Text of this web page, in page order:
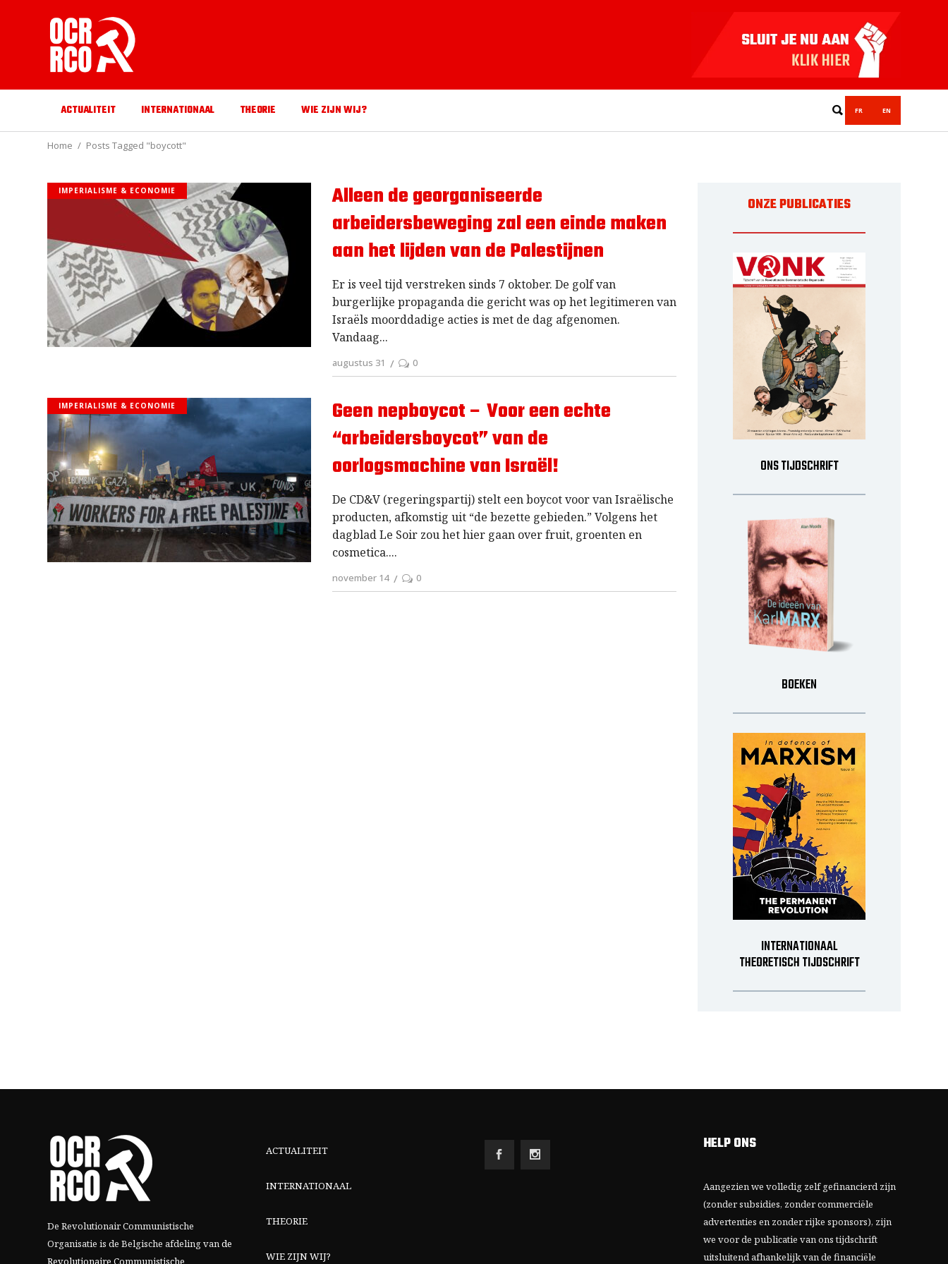
ACTUALITEIT INTERNATIONAAL THEORIE WIE ZIJN WIJ? FR EN
Home Posts Tagged "boycott"
IMPERIALISME & ECONOMIE
Alleen de georganiseerde
arbeidersbeweging zal een einde maken
aan het lijden van de Palestijnen
Er is veel tijd verstreken sinds 7 oktober. De golf van
burgerlijke propaganda die gericht was op het legitimeren van
Israëls moorddadige acties is met de dag afgenomen.
Vandaag
augustus 31 0
IMPERIALISME & ECONOMIE
Geen nepboycot – Voor een echte
“arbeidersboycot” van de
oorlogsmachine van Israël!
De CD&V (regeringspartij) stelt een boycot voor van Israëlische
producten, afkomstig uit “de bezette gebieden.” Volgens het
dagblad Le Soir zou het hier gaan over fruit, groenten en
cosmetica.
november 14 0
ONZE PUBLICATIES
ONS TIJDSCHRIFT
BOEKEN
INTERNATIONAAL
THEORETISCH TIJDSCHRIFT
De Revolutionair Communistische
Organisatie is de Belgische afdeling vande
Revolutionaire Communistische
ACTUALITEIT
INTERNATIONAAL
THEORIE
WIE ZIJN WIJ?
HELP ONS
Aangezien we volledig zelf gefinancierd zijn
(zonder subsidies, zonder commerciële
advertenties en zonder rijke sponsors), zijn
we voor de publicatie van ons tijdschrift
uitsluitend afhankelijk van de financiële